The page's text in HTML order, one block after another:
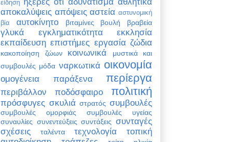
είδηση
αποκαλύψεις απόψεις αστεία αστυνομική
βία
αυτοκίνητο βιταμίνες βουλή βραβεία
γλυκά εγκληματικότητα
εκκλησία
εκπαίδευση επιστήμες εργασία ζώδια
κακοποίηση ζώων κοινωνικά
μυστικά και
συμβουλές μόδα ναρκωτικά οικονομία
ομογένεια παράξενα περίεργα
περιβάλλον ποδόσφαιρο πολιτική
πρόσφυγες σκυλιά στρατός συμβουλές
συμβουλές ομορφιάς
συμβουλές υγείας
συναυλίες συνεντεύξεις συντάξεις συνταγές
σχέσεις
ταλέντα τεχνολογία
τοπική